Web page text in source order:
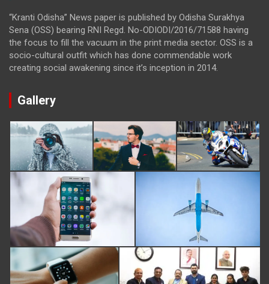
“Kranti Odisha” News paper is published by Odisha Surakhya
Sena (OSS) bearing RNI Regd. No-ODIODI/2016/71588 having
the focus to fill the vacuum in the print media sector. OSS is a
socio-cultural outfit which has done commendable work
creating social awakening since it’s inception in 2014.
Gallery